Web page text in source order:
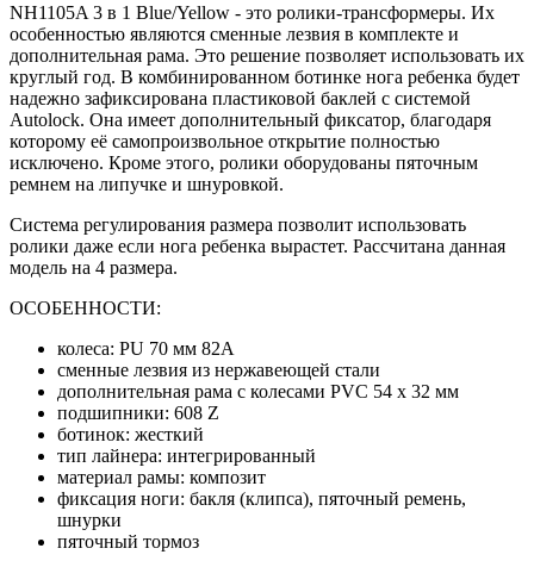
NH1105A 3 в 1 Blue/Yellow - это ролики-трансформеры. Их
особенностью являются сменные лезвия в комплекте и
дополнительная рама. Это решение позволяет использовать их
круглый год. В комбинированном ботинке нога ребенка будет
надежно зафиксирована пластиковой баклей с системой
Autolock. Она имеет дополнительный фиксатор, благодаря
которому её самопроизвольное открытие полностью
исключено. Кроме этого, ролики оборудованы пяточным
ремнем на липучке и шнуровкой.
Система регулирования размера позволит использовать
ролики даже если нога ребенка вырастет. Рассчитана данная
модель на 4 размера.
ОСОБЕННОСТИ:
колеса: PU 70 мм 82А
сменные лезвия из нержавеющей стали
дополнительная рама с колесами PVC 54 х 32 мм
подшипники: 608 Z
ботинок: жесткий
тип лайнера: интегрированный
материал рамы: композит
фиксация ноги: бакля (клипса), пяточный ремень,
шнурки
пяточный тормоз